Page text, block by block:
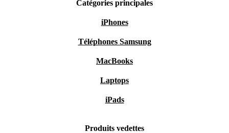
Catégories principales
iPhones
Téléphones Samsung
MacBooks
Laptops
iPads
Produits vedettes